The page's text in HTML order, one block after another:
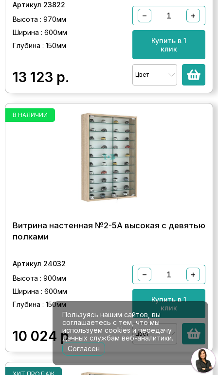
Артикул 23822
Высота : 970мм
Ширина : 600мм
Глубина : 150мм
13 123 р.
− +
Купить в 1
клик
Цвет
В НАЛИЧИИ
Витрина настенная №2-5А высокая с девятью
полками
Артикул 24032
Высота : 900мм
Ширина : 600мм
Глубина : 150мм
10 024 р.
− +
Купить в 1
клик
Цвет
Пользуясь нашим сайтов, вы
соглашаетесь с тем, что мы
используем cookies и передачу
данных службам веб-аналитики.
Согласен